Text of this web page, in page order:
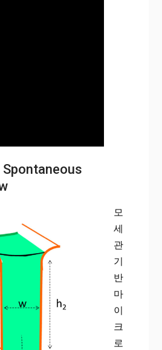
모
세
관
기
반
마
이
크
로